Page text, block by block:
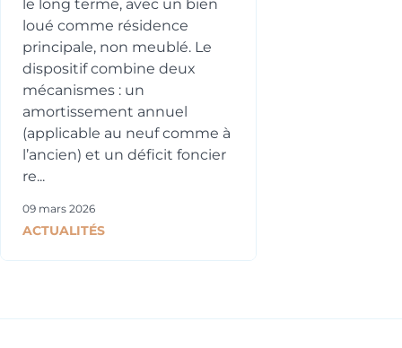
le long terme, avec un bien
loué comme résidence
principale, non meublé. Le
dispositif combine deux
mécanismes : un
amortissement annuel
(applicable au neuf comme à
l’ancien) et un déficit foncier
re...
09 mars 2026
ACTUALITÉS